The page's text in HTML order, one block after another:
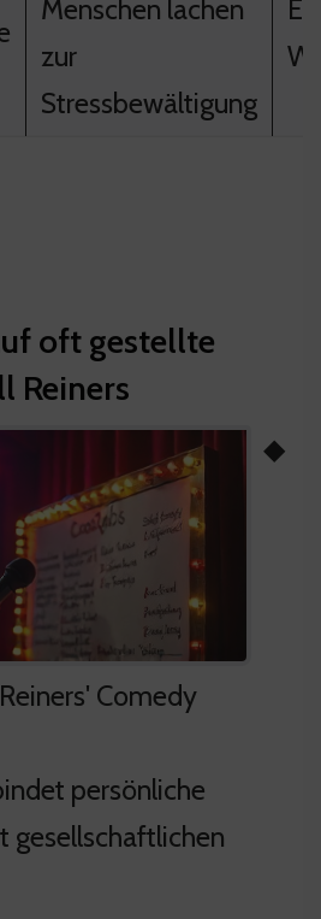
Menschen lachen
zur
Stressbewältigung
oft gestellte
Reiners
◆
Comedy
persönliche
gesellschaftlichen